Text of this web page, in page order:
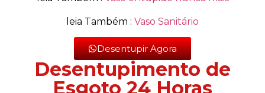
leia Também : Vaso Sanitário
Desentupir Agora
Desentupimento de
Esgoto 24 Horas